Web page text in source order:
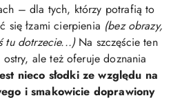
– dla tych, którzy potrafią to
się łzami cierpienia (bez obrazy,
tu dotrzecie...)Na szczęście ten
ale też oferuje doznania
nieco słodki ze względu na
i smakowicie doprawiony